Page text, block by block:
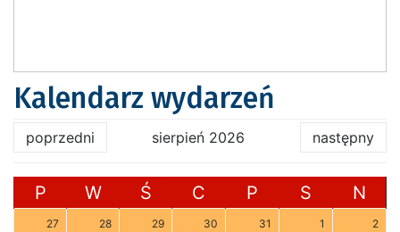
Kalendarz wydarzeń
poprzedni sierpień 2026 następny
P W Ś C P S N
27 28 29 30 31 1 2